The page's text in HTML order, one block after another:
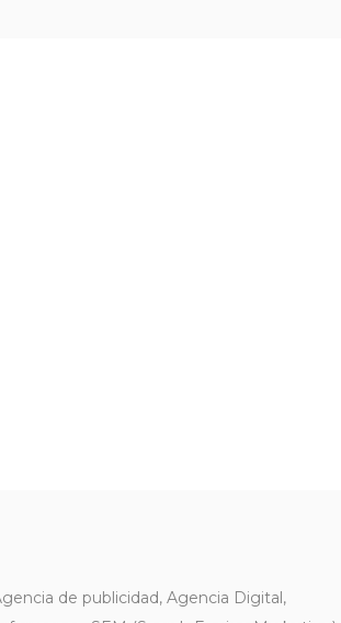
de publicidad, Agencia Digital,